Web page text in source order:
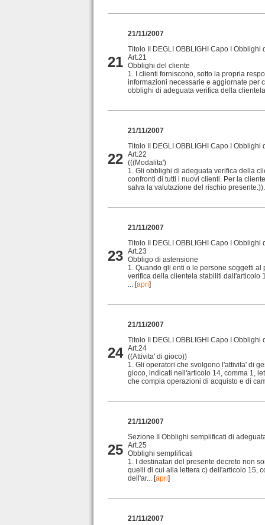
21
21/11/2007
Titolo II DEGLI OBBLIGHI Capo I
Art.21
Obblighi del cliente
1. I clienti forniscono, sotto la propria
informazioni necessarie e aggiornate per
obblighi di adeguata verifica della
22
21/11/2007
Titolo II DEGLI OBBLIGHI Capo I
Art.22
(((Modalita')
1. Gli obblighi di adeguata verifica della
confronti di tutti i nuovi clienti. Per la
salva la valutazione del rischio
23
21/11/2007
Titolo II DEGLI OBBLIGHI Capo I
Art.23
Obbligo di astensione
1. Quando gli enti o le persone soggetti
verifica della clientela stabiliti dall'articolo
... [apri]
24
21/11/2007
Titolo II DEGLI OBBLIGHI Capo I
Art.24
((Attivita' di gioco))
1. Gli operatori che svolgono l'attivita' di
gioco, indicati nell'articolo 14, comma 1,
che compia operazioni di acquisto e di
25
21/11/2007
Sezione II Obblighi semplificati di
Art.25
Obblighi semplificati
1. I destinatari del presente decreto non
quelli di cui alla lettera c) dell'articolo 15,
dell'ar... [apri]
21/11/2007